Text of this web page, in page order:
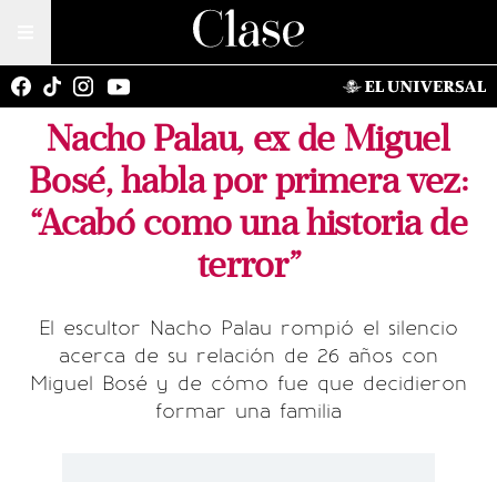
Nacho Palau, ex de Miguel
Bosé, habla por primera vez:
“Acabó como una historia de
terror”
El escultor Nacho Palau rompió el silencio
acerca de su relación de 26 años con
Miguel Bosé y de cómo fue que decidieron
formar una familia